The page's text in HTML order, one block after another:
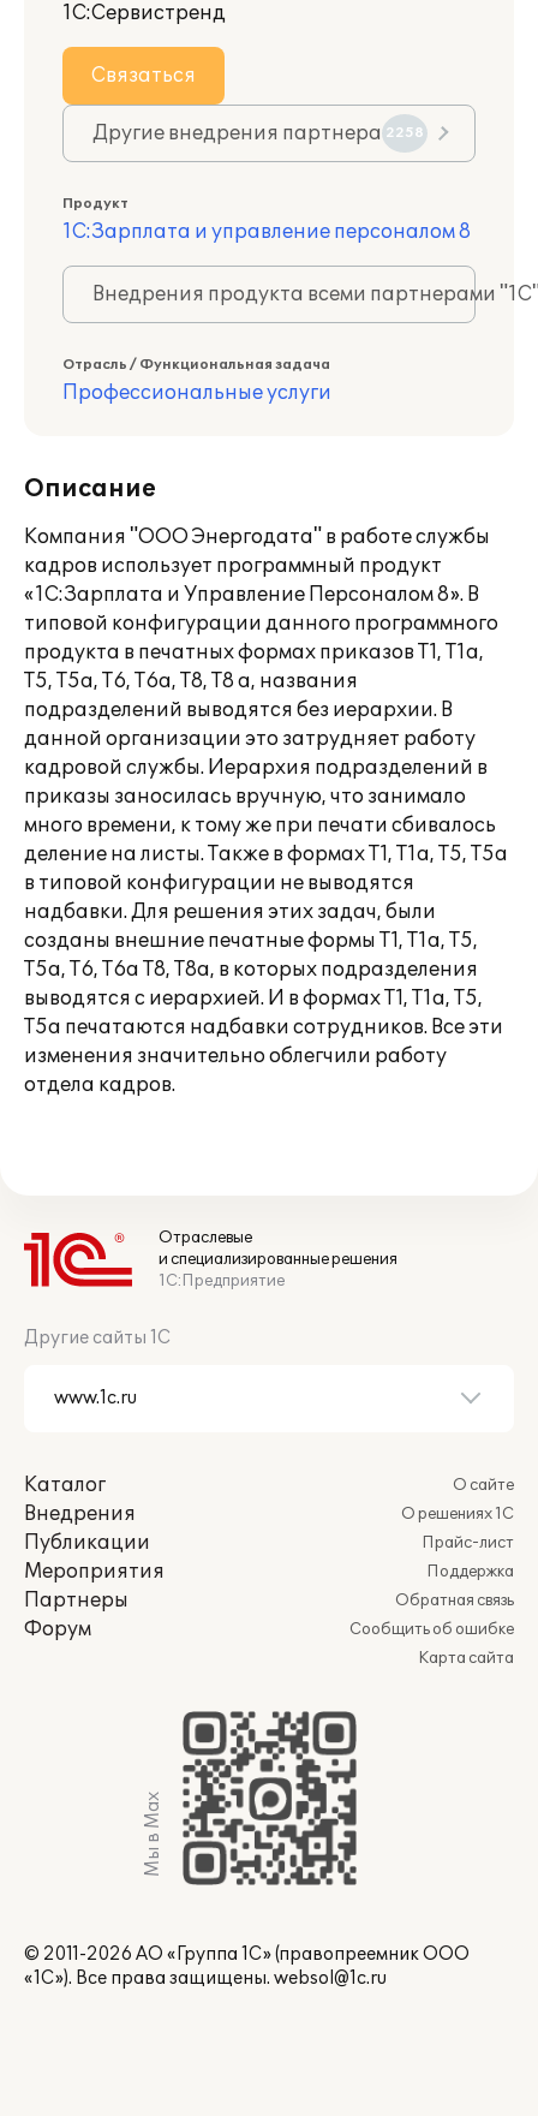
1С:Сервистренд
Связаться
Другие внедрения партнера 2258
Продукт
1С:Зарплата и управление персоналом 8
Внедрения продукта всеми партнерами
Отрасль / Функциональная задача
Профессиональные услуги
Описание
Компания "ООО Энергодата" в работе службы
кадров использует программный продукт
«1С:Зарплата и Управление Персоналом 8». В
типовой конфигурации данного программного
продукта в печатных формах приказов Т1, Т1а,
Т5, Т5а, Т6, Т6а, Т8, Т8 а, названия
подразделений выводятся без иерархии. В
данной организации это затрудняет работу
кадровой службы. Иерархия подразделений в
приказы заносилась вручную, что занимало
много времени, к тому же при печати сбивалось
деление на листы. Также в формах Т1, Т1а, Т5, Т5а
в типовой конфигурации не выводятся
надбавки. Для решения этих задач, были
созданы внешние печатные формы Т1, Т1а, Т5,
Т5а, Т6, Т6а Т8, Т8а, в которых подразделения
выводятся с иерархией. И в формах Т1, Т1а, Т5,
Т5а печатаются надбавки сотрудников. Все эти
изменения значительно облегчили работу
отдела кадров.
Отраслевые
и специализированные решения
1С:Предприятие
Другие сайты 1С
Каталог
Внедрения
Публикации
Мероприятия
Партнеры
Форум
О сайте
О решениях 1С
Прайс-лист
Поддержка
Обратная связь
Сообщить об ошибке
Карта сайта
Мы в Max
© 2011-2026 АО «Группа 1С» (правопреемник ООО
«1С»). Все права защищены. websol@1c.ru